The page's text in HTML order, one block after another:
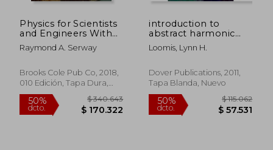
Physics for Scientists
and Engineers With
Modern Physics (en
Inglés)
Raymond A. Serway
Brooks Cole Pub Co, 2018,
010 Edición, Tapa Dura,
Nuevo
introduction to
abstract harmonic
analysis (en Inglés)
Loomis, Lynn H.
Dover Publications, 2011,
Tapa Blanda, Nuevo